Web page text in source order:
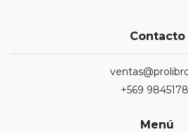
Contacto
+569
Menú